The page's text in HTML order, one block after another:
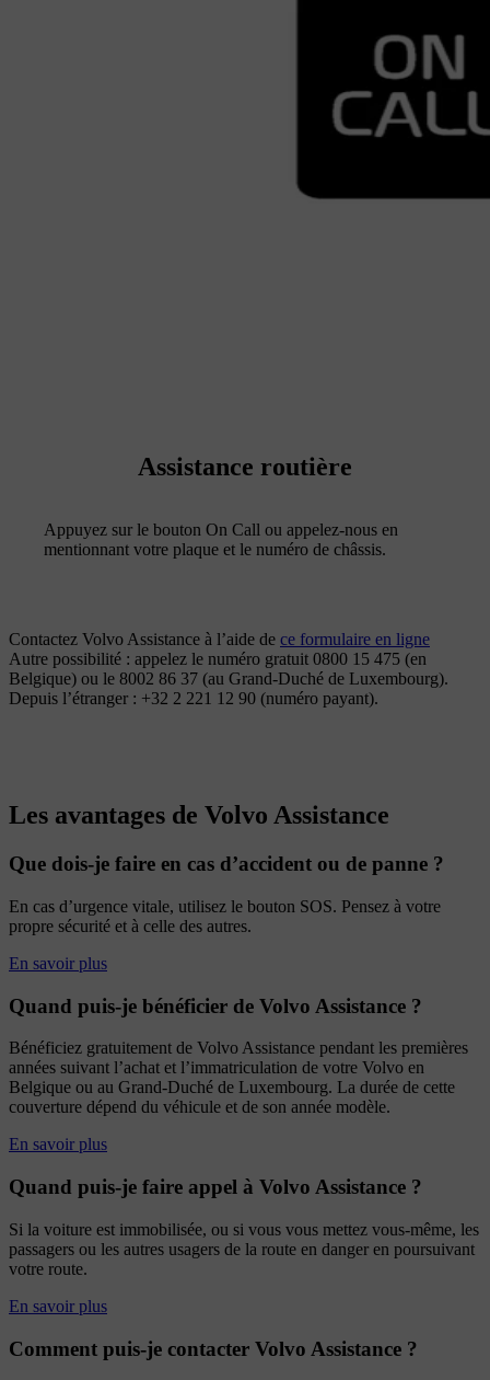
Assistance routière
Appuyez sur le bouton On Call ou appelez-nous en
mentionnant votre plaque et le numéro de châssis.
Contactez Volvo Assistance à l’aide de ce formulaire en ligne
Autre possibilité : appelez le numéro gratuit 0800 15 475 (en
Belgique) ou le 8002 86 37 (au Grand-Duché de Luxembourg).
Depuis l’étranger : +32 2 221 12 90 (numéro payant).
Les avantages de Volvo Assistance
Que dois-je faire en cas d’accident ou de panne ?
En cas d’urgence vitale, utilisez le bouton SOS. Pensez à votre
propre sécurité et à celle des autres.
En savoir plus
Quand puis-je bénéficier de Volvo Assistance ?
Bénéficiez gratuitement de Volvo Assistance pendant les premières
années suivant l’achat et l’immatriculation de votre Volvo en
Belgique ou au Grand-Duché de Luxembourg. La durée de cette
couverture dépend du véhicule et de son année modèle.
En savoir plus
Quand puis-je faire appel à Volvo Assistance ?
Si la voiture est immobilisée, ou si vous vous mettez vous-même, les
passagers ou les autres usagers de la route en danger en poursuivant
votre route.
En savoir plus
Comment puis-je contacter Volvo Assistance ?